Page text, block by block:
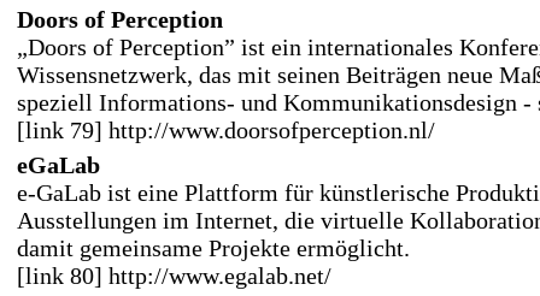
Doors of Perception
„Doors of Perception” ist ein internationales
Wissensnetzwerk, das mit seinen Beiträgen neue
speziell Informations- und Kommunikationsdesign -
[link 79] http://www.doorsofperception.nl/
eGaLab
e-GaLab ist eine Plattform für künstlerische
Ausstellungen im Internet, die virtuelle
damit gemeinsame Projekte ermöglicht.
[link 80] http://www.egalab.net/